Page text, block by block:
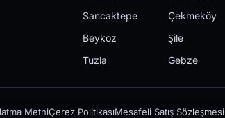
Sancaktepe
Çekmeköy
Beykoz
Şile
Tuzla
Gebze
MetniÇerez PolitikasıMesafeli Satış Sözleşmesi